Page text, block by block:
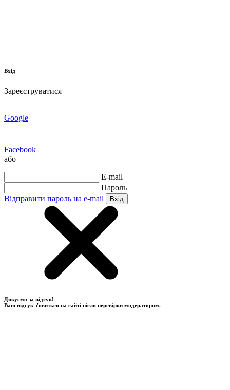
Вхід
Зареєструватися
Google
Facebook
або
E-mail
Пароль
Відправити пароль на e-mail
Вхід
Дякуємо за відгук!
Ваш відгук з'явиться на сайті після перевірки модератором.